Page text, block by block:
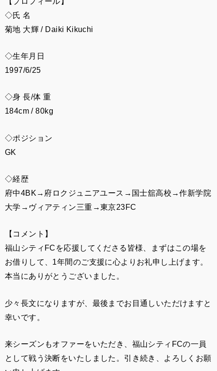
◇氏 名
菊地 大輝 / Daiki Kikuchi
◇生年月日
1997/6/25
◇身 長/体 重
184cm / 80kg
◇ポジション
GK
◇経歴
府中4BK→府ロクジュニアユース→国士舘高校→作新学院
大学→ヴィアティン三重→東京23FC
【コメント】
福山シティFCを応援してくださる皆様、まずはこの場を
お借りして、1年間のご支援に心よりお礼申し上げます。
本当にありがとうございました。
少々長文になりますが、最後までお目通しいただけますと
幸いです。
来シーズンもオファーをいただき、福山シティFCの一員
として戦う決断をいたしました。引き続き、よろしくお願